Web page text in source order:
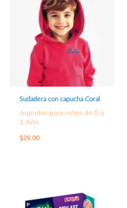
Sudadera con capucha Coral
Juguetes para niños de 0 a
1 Año
$29.00